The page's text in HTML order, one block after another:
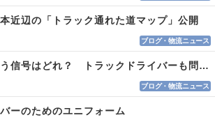
近辺の「トラック通れた道マップ」公開
ブログ・物流ニュース
自転車が従う信号はどれ？ トラックドライバーも問われる認識
ブログ・物流ニュース
ーのためのユニフォーム